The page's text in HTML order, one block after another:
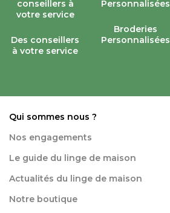
Des conseillers
à votre service
Broderies
Personnalisées
Qui sommes nous ?
Nos engagements
Le guide du linge de maison
Actualités du linge de maison
Notre boutique